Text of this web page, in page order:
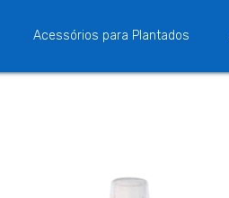
Acessórios para Plantados